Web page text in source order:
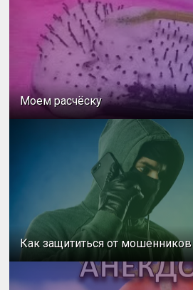
Моем расчёску
Как защититься от мошенников